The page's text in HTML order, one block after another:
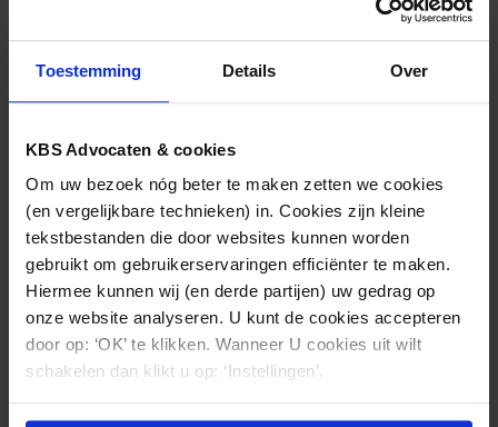
Toestemming Details Over
KBS Advocaten & cookies
Om uw bezoek nóg beter te maken zetten we cookies
(en vergelijkbare technieken) in. Cookies zijn kleine
tekstbestanden die door websites kunnen worden
gebruikt om gebruikerservaringen efficiënter te maken.
Hiermee kunnen wij (en derde partijen) uw gedrag op
onze website analyseren. U kunt de cookies accepteren
door op: ‘OK’ te klikken. Wanneer U cookies uit wilt
schakelen dan klikt u op: ‘Instellingen’.
m.christe@kbsadvocaten.nl